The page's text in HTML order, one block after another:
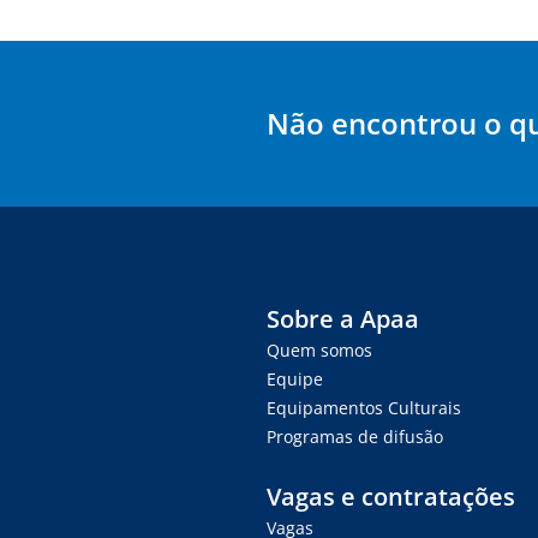
Não encontrou o
Sobre a Apaa
Quem somos
Equipe
Equipamentos Culturais
Programas de difusão
Vagas e contratações
Vagas